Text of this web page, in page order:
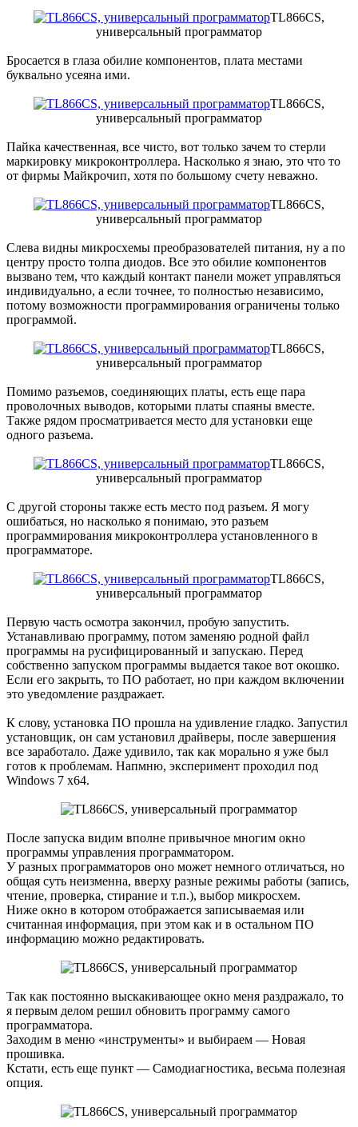
TL866CS,
универсальный программатор
Бросается в глаза обилие компонентов, плата местами
буквально усеяна ими.
TL866CS,
универсальный программатор
Пайка качественная, все чисто, вот только зачем то стерли
маркировку микроконтроллера. Насколько я знаю, это что то
от фирмы Майкрочип, хотя по большому счету неважно.
TL866CS,
универсальный программатор
Слева видны микросхемы преобразователей питания, ну а по
центру просто толпа диодов. Все это обилие компонентов
вызвано тем, что каждый контакт панели может управляться
индивидуально, а если точнее, то полностью независимо,
потому возможности программирования ограничены только
программой.
TL866CS,
универсальный программатор
Помимо разъемов, соединяющих платы, есть еще пара
проволочных выводов, которыми платы спаяны вместе.
Также рядом просматривается место для установки еще
одного разъема.
TL866CS,
универсальный программатор
С другой стороны также есть место под разъем. Я могу
ошибаться, но насколько я понимаю, это разъем
программирования микроконтроллера установленного в
программаторе.
TL866CS,
универсальный программатор
Первую часть осмотра закончил, пробую запустить.
Устанавливаю программу, потом заменяю родной файл
программы на русифицированный и запускаю. Перед
собственно запуском программы выдается такое вот окошко.
Если его закрыть, то ПО работает, но при каждом включении
это уведомление раздражает.
К слову, установка ПО прошла на удивление гладко. Запустил
установщик, он сам установил драйверы, после завершения
все заработало. Даже удивило, так как морально я уже был
готов к проблемам. Напмню, эксперимент проходил под
Windows 7 x64.
После запуска видим вполне привычное многим окно
программы управления программатором.
У разных программаторов оно может немного отличаться, но
общая суть неизменна, вверху разные режимы работы (запись,
чтение, проверка, стирание и т.п.), выбор микросхем.
Ниже окно в котором отображается записываемая или
считанная информация, при этом как и в остальном ПО
информацию можно редактировать.
Так как постоянно выскакивающее окно меня раздражало, то
я первым делом решил обновить программу самого
программатора.
Заходим в меню «инструменты» и выбираем — Новая
прошивка.
Кстати, есть еще пункт — Самодиагностика, весьма полезная
опция.